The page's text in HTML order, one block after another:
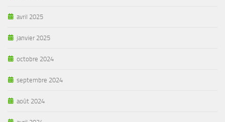
avril 2025
janvier 2025
octobre 2024
septembre 2024
août 2024